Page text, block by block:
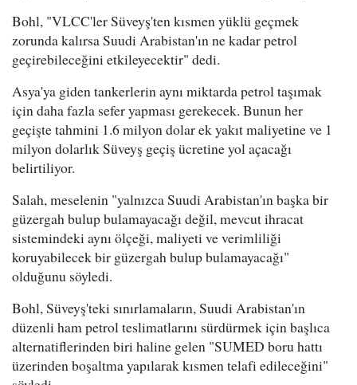
Bohl, "VLCC'ler Süveyş'ten kısmen yüklü geçmek
zorunda kalırsa Suudi Arabistan'ın ne kadar petrol
geçirebileceğini etkileyecektir" dedi.
Asya'ya giden tankerlerin aynı miktarda petrol taşımak
için daha fazla sefer yapması gerekecek. Bunun her
geçişte tahmini 1.6 milyon dolar ek yakıt maliyetine ve 1
milyon dolarlık Süveyş geçiş ücretine yol açacağı
belirtiliyor.
Salah, meselenin "yalnızca Suudi Arabistan'ın başka bir
güzergah bulup bulamayacağı değil, mevcut ihracat
sistemindeki aynı ölçeği, maliyeti ve verimliliği
koruyabilecek bir güzergah bulup bulamayacağı"
olduğunu söyledi.
Bohl, Süveyş'teki sınırlamaların, Suudi Arabistan'ın
düzenli ham petrol teslimatlarını sürdürmek için başlıca
alternatiflerinden biri haline gelen "SUMED boru hattı
üzerinden boşaltma yapılarak kısmen telafi edileceğini"